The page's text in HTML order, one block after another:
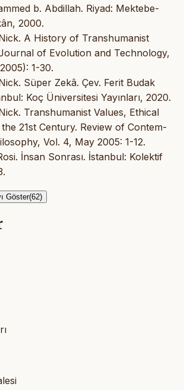
b. Abdillah. Riyad: Mektebe-
2000.
A History of Transhumanist
of Evolution and Technology,
1-30.
Süper Zekâ. Çev. Ferit Budak
Koç Üniversitesi Yayınları, 2020.
Transhumanist Values, Ethical
21st Century. Review of Contem-
Vol. 4, May 2005: 1-12.
İnsan Sonrası. İstanbul: Kolektif
Göster(62)